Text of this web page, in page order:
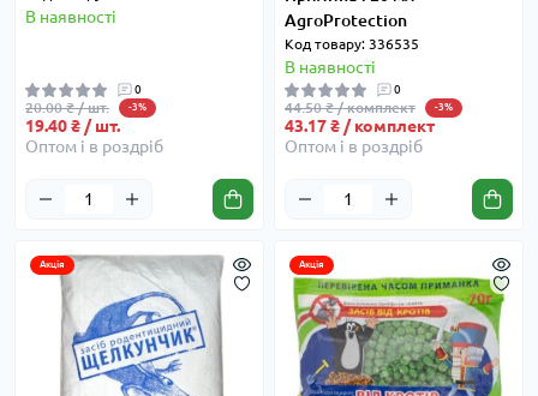
В наявності
0
20.00 ₴ / шт. -3%
19.40 ₴ / шт.
Оптом і в роздріб
AgroProtection
Код товару: 336535
В наявності
0
44.50 ₴ / комплект -3%
43.17 ₴ / комплект
Оптом і в роздріб
Акція Акція